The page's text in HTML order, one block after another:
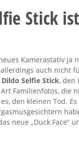
Stick
Kamerastativ ja
auch nicht
Dildo Selfie Stick, den
Familienfotos, die
den kleinen Tod.
neue „Duck Face“